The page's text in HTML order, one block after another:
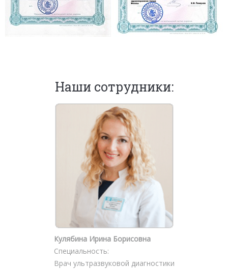
Наши сотрудники:
Кулябина Ирина Борисовна
Специальность:
Врач ультразвуковой диагностики